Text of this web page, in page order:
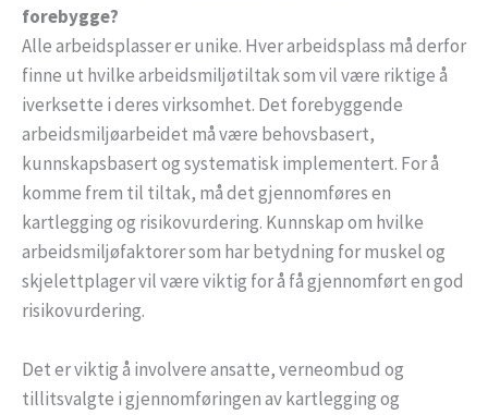
forebygge?
Alle arbeidsplasser er unike. Hver arbeidsplass må derfor
finne ut hvilke arbeidsmiljøtiltak som vil være riktige å
iverksette i deres virksomhet. Det forebyggende
arbeidsmiljøarbeidet må være behovsbasert,
kunnskapsbasert og systematisk implementert. For å
komme frem til tiltak, må det gjennomføres en
kartlegging og risikovurdering. Kunnskap om hvilke
arbeidsmiljøfaktorer som har betydning for muskel og
skjelettplager vil være viktig for å få gjennomført en god
risikovurdering.
Det er viktig å involvere ansatte, verneombud og
tillitsvalgte i gjennomføringen av kartlegging og